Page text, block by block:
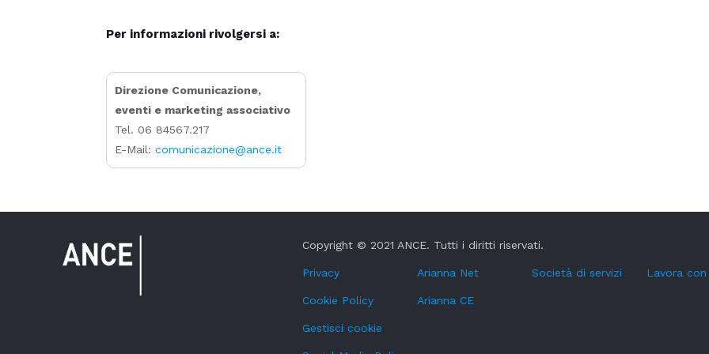
Per informazioni rivolgersi a:
Direzione Comunicazione,
eventi e marketing associativo
Tel. 06 84567.217
E-Mail:comunicazione@ance.it
Copyright © 2021 ANCE. Tutti i diritti riservati.
Privacy Arianna Net Società di servizi Lavora
Cookie Policy Arianna CE
Gestisci cookie